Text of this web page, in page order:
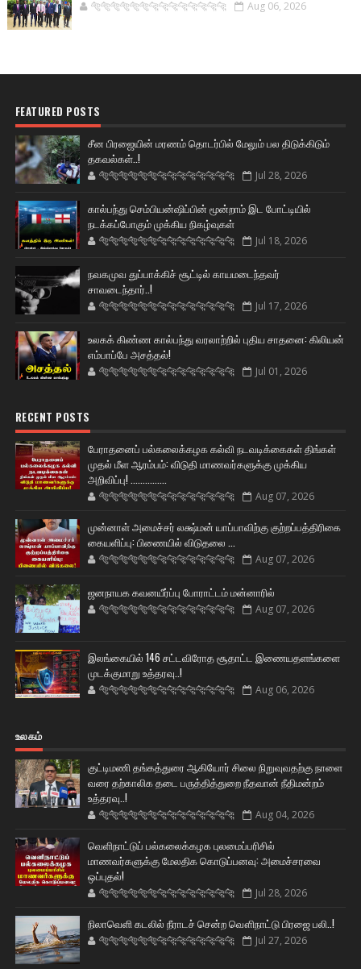
🐅🐅🐅🐅🐅🐅🐆🐆🐆🐆🐆🐆🐆🐆 Aug 06, 2026
FEATURED POSTS
சீன பிரஜையின் மரணம் தொடர்பில் மேலும் பல திடுக்கிடும்
தகவல்கள்..!
🐅🐅🐅🐅🐅🐅🐆🐆🐆🐆🐆🐆🐆🐆 Jul 28, 2026
கால்பந்து செம்பியன்ஷிப்பின் மூன்றாம் இட போட்டியில்
நடக்கப்போகும் முக்கிய நிகழ்வுகள்
🐅🐅🐅🐅🐅🐅🐆🐆🐆🐆🐆🐆🐆🐆 Jul 18, 2026
நவகமுவ துப்பாக்கிச் சூட்டில் காயமடைந்தவர்
சாவடைந்தார்..!
🐅🐅🐅🐅🐅🐅🐆🐆🐆🐆🐆🐆🐆🐆 Jul 17, 2026
உலகக் கிண்ண கால்பந்து வரலாற்றில் புதிய சாதனை: கிலியன்
எம்பாப்பே அசத்தல்!
🐅🐅🐅🐅🐅🐅🐆🐆🐆🐆🐆🐆🐆🐆 Jul 01, 2026
RECENT POSTS
பேராதனைப் பல்கலைக்கழக கல்வி நடவடிக்கைகள் திங்கள்
முதல் மீள ஆரம்பம்: விடுதி மாணவர்களுக்கு முக்கிய
அறிவிப்பு! ...............
🐅🐅🐅🐅🐅🐅🐆🐆🐆🐆🐆🐆🐆🐆 Aug 07, 2026
முன்னாள் அமைச்சர் லக்ஷ்மன் யாப்பாவிற்கு குற்றப்பத்திரிகை
கையளிப்பு: பிணையில் விடுதலை ...
🐅🐅🐅🐅🐅🐅🐆🐆🐆🐆🐆🐆🐆🐆 Aug 07, 2026
ஜனநாயக கவனயீர்ப்பு போராட்டம் மன்னாரில்
🐅🐅🐅🐅🐅🐅🐆🐆🐆🐆🐆🐆🐆🐆 Aug 07, 2026
இலங்கையில் 146 சட்டவிரோத சூதாட்ட இணையதளங்களை
முடக்குமாறு உத்தரவு..!
🐅🐅🐅🐅🐅🐅🐆🐆🐆🐆🐆🐆🐆🐆 Aug 06, 2026
உலகம்
குட்டிமணி தங்கத்துரை ஆகியோர் சிலை நிறுவுவதற்கு நாளை
வரை தற்காலிக தடை பருத்தித்துறை நீதவான் நீதிமன்றம்
உத்தரவு..!
🐅🐅🐅🐅🐅🐅🐆🐆🐆🐆🐆🐆🐆🐆 Aug 04, 2026
வெளிநாட்டுப் பல்கலைக்கழக புலமைப்பரிசில்
மாணவர்களுக்கு மேலதிக கொடுப்பனவு: அமைச்சரவை
ஒப்புதல்!
🐅🐅🐅🐅🐅🐅🐆🐆🐆🐆🐆🐆🐆🐆 Jul 28, 2026
நிலாவெளி கடலில் நீராடச் சென்ற வௌிநாட்டு பிரஜை பலி..!
🐅🐅🐅🐅🐅🐅🐆🐆🐆🐆🐆🐆🐆🐆 Jul 27, 2026